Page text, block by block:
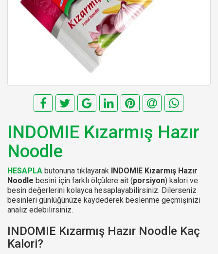
INDOMIE Kızarmış Hazır
Noodle
HESAPLA butonuna tıklayarak INDOMIE Kızarmış Hazır
Noodle besini için farklı ölçülere ait (porsiyon) kalori ve
besin değerlerini kolayca hesaplayabilirsiniz. Dilerseniz
besinleri günlüğünüze kaydederek beslenme geçmişinizi
analiz edebilirsiniz.
INDOMIE Kızarmış Hazır Noodle Kaç
Kalori?